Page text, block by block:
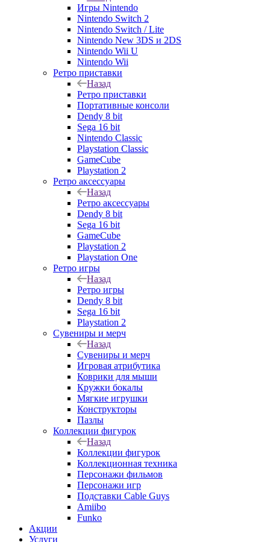
Игры Nintendo
Nintendo Switch 2
Nintendo Switch / Lite
Nintendo New 3DS и 2DS
Nintendo Wii U
Nintendo Wii
Ретро приставки
Назад
Ретро приставки
Портативные консоли
Dendy 8 bit
Sega 16 bit
Nintendo Classic
Playstation Classic
GameCube
Playstation 2
Ретро аксессуары
Назад
Ретро аксессуары
Dendy 8 bit
Sega 16 bit
GameCube
Playstation 2
Playstation One
Ретро игры
Назад
Ретро игры
Dendy 8 bit
Sega 16 bit
Playstation 2
Сувениры и мерч
Назад
Сувениры и мерч
Игровая атрибутика
Коврики для мыши
Кружки бокалы
Мягкие игрушки
Конструкторы
Пазлы
Коллекции фигурок
Назад
Коллекции фигурок
Коллекционная техника
Персонажи фильмов
Персонажи игр
Подставки Cable Guys
Amiibo
Funko
Акции
Услуги